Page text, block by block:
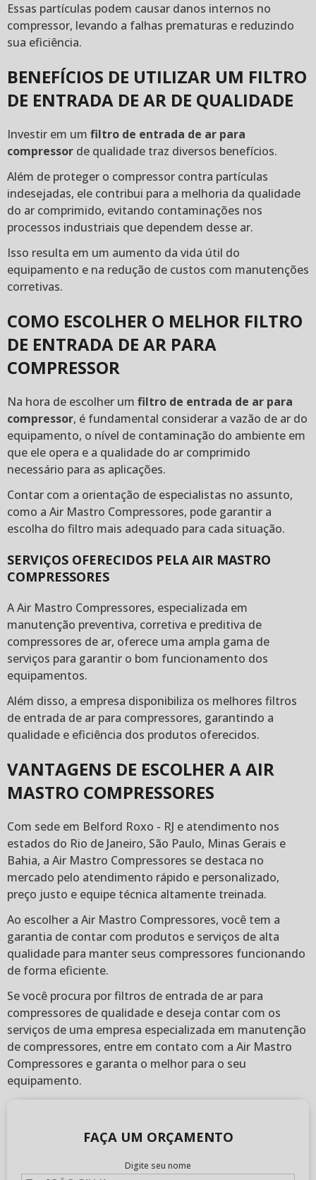
Essas partículas podem causar danos internos no
compressor, levando a falhas prematuras e reduzindo
sua eficiência.
BENEFÍCIOS DE UTILIZAR UM FILTRO
DE ENTRADA DE AR DE QUALIDADE
Investir em um filtro de entrada de ar para
compressor de qualidade traz diversos benefícios.
Além de proteger o compressor contra partículas
indesejadas, ele contribui para a melhoria da qualidade
do ar comprimido, evitando contaminações nos
processos industriais que dependem desse ar.
Isso resulta em um aumento da vida útil do
equipamento e na redução de custos com manutenções
corretivas.
COMO ESCOLHER O MELHOR FILTRO
DE ENTRADA DE AR PARA
COMPRESSOR
Na hora de escolher um filtro de entrada de ar para
compressor, é fundamental considerar a vazão de ar do
equipamento, o nível de contaminação do ambiente em
que ele opera e a qualidade do ar comprimido
necessário para as aplicações.
Contar com a orientação de especialistas no assunto,
como a Air Mastro Compressores, pode garantir a
escolha do filtro mais adequado para cada situação.
SERVIÇOS OFERECIDOS PELA AIR MASTRO
COMPRESSORES
A Air Mastro Compressores, especializada em
manutenção preventiva, corretiva e preditiva de
compressores de ar, oferece uma ampla gama de
serviços para garantir o bom funcionamento dos
equipamentos.
Além disso, a empresa disponibiliza os melhores filtros
de entrada de ar para compressores, garantindo a
qualidade e eficiência dos produtos oferecidos.
VANTAGENS DE ESCOLHER A AIR
MASTRO COMPRESSORES
Com sede em Belford Roxo - RJ e atendimento nos
estados do Rio de Janeiro, São Paulo, Minas Gerais e
Bahia, a Air Mastro Compressores se destaca no
mercado pelo atendimento rápido e personalizado,
preço justo e equipe técnica altamente treinada.
Ao escolher a Air Mastro Compressores, você tem a
garantia de contar com produtos e serviços de alta
qualidade para manter seus compressores funcionando
de forma eficiente.
Se você procura por filtros de entrada de ar para
compressores de qualidade e deseja contar com os
serviços de uma empresa especializada em manutenção
de compressores, entre em contato com a Air Mastro
Compressores e garanta o melhor para o seu
equipamento.
FAÇA UM ORÇAMENTO
Digite seu nome